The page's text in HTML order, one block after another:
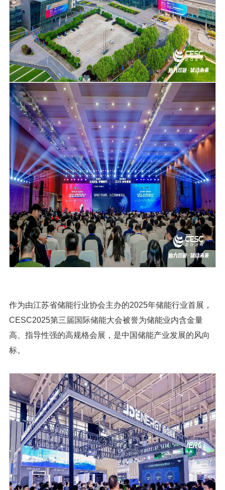
作为由江苏省储能行业协会主办的2025年储能行业首展，
CESC2025第三届国际储能大会被誉为储能业内含金量
高、指导性强的高规格会展，是中国储能产业发展的风向
标。